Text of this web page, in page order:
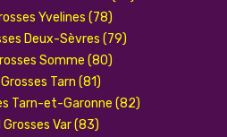
Yvelines (78)
Deux-Sèvres (79)
Somme (80)
Tarn (81)
Tarn-et-Garonne (82)
Grosses Var (83)